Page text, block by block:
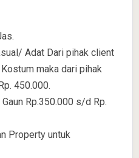
Adat Dari pihak client
maka dari pihak
450.000.
Rp.350.000 s/d Rp.
Property untuk